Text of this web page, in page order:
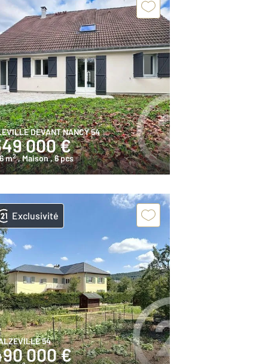
DEVANT NANCY 54
000 €
m2 , Maison, 6 pcs
Exclusivité
54
000 €